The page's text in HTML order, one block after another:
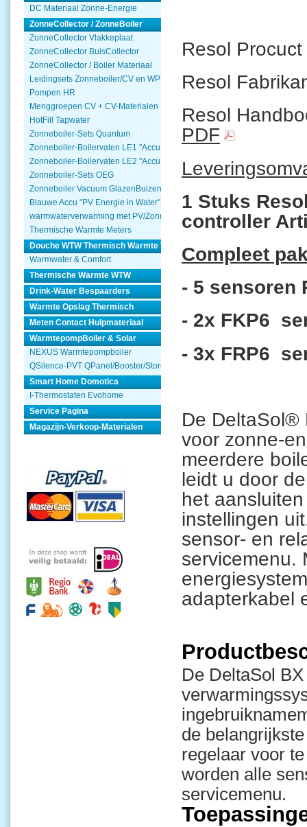
DC Materiaal Zonne-Energie
ZonneCollector / ZonneBoiler
ZonneCollector Vlakkeplaat
ZonneCollector BuisCollector
ZonneCollector / Boiler Materiaal
Leidingsets Zonneboiler/CV en WP
Pompen HR
Menggroepen CV + CV-Materialen
HotFill Tapwater
Zonneboiler-Sets Quantum
Zonneboiler-Boilervaten LE1 "Accu Woning Watmte"
Zonneboiler-Boilervaten LE2 "Accu Woning Watmte"
Zonneboiler-Sets OEG
Zonneboiler Vacuum GlazenBuizen
Blauwe Accu "PV Energie in Water"
warmwaterverwarming met PV/Zonnepanelen
Thermische Warmte Meters
Douche WTW Thermisch Warmte Terugwinnen
Warmwater & Comfort
Thermische Warmte WTW
Drink-Water Bespaarders
Warmte Opslag Thermisch
Meten Contact Hulpmateriaal
WarmtepompBoiler & Solar
NEXUS Warmtepompboiler
QSilence-PVT QPanel/Booster/Store
Smart Home Domotica
I-Thermostaten Evohome
Service Pagina
Magazijn-Verkoop-Materialen
Resol
Resol
Resol
PDF
1 Stuks
controller
Compleet
- 5 sensoren
- 2x FKP6
- 3x FRP6
De DeltaSol®
voor zonne-
meerdere
leidt u door
het
instellingen
sensor- en
servicemenu.
adapterkabel
De DeltaSol
de
regelaar voor
worden alle
servicemenu.